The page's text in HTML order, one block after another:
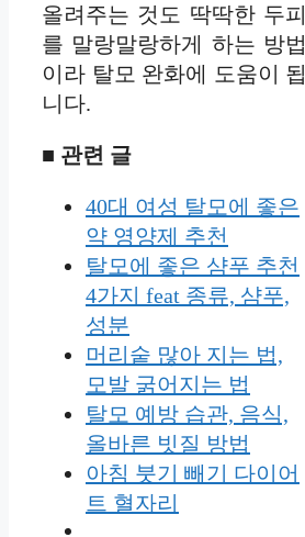
올려주는 것도 딱딱한 두피
를 말랑말랑하게 하는 방법
이라 탈모 완화에 도움이 됩
니다.
■ 관련 글
40대 여성 탈모에 좋은
약 영양제 추천
탈모에 좋은 샴푸 추천
4가지 feat 종류, 샴푸,
성분
머리숱 많아 지는 법,
모발 굵어지는 법
탈모 예방 습관, 음식,
올바른 빗질 방법
아침 붓기 빼기 다이어
트 혈자리